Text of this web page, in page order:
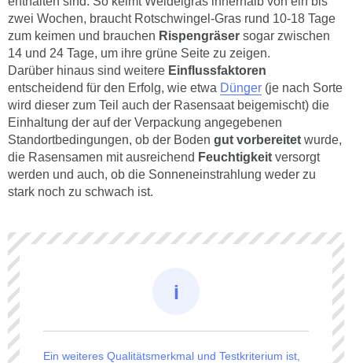
zwei Wochen, braucht Rotschwingel-Gras rund 10-18 Tage
zum keimen und brauchen Rispengräser sogar zwischen
14 und 24 Tage, um ihre grüne Seite zu zeigen.
Darüber hinaus sind weitere Einflussfaktoren
entscheidend für den Erfolg, wie etwa Dünger (je nach Sorte
wird dieser zum Teil auch der Rasensaat beigemischt) die
Einhaltung der auf der Verpackung angegebenen
Standortbedingungen, ob der Boden gut vorbereitet wurde,
die Rasensamen mit ausreichend Feuchtigkeit versorgt
werden und auch, ob die Sonneneinstrahlung weder zu
stark noch zu schwach ist.
Ein weiteres Qualitätsmerkmal und Testkriterium ist,